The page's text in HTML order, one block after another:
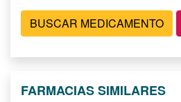
BUSCAR MEDICAMENTO
FARMACIAS SIMILARES